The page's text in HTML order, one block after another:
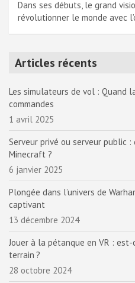
Dans ses débuts, le grand
révolutionner le monde avec
Articles récents
Les simulateurs de vol : Quand
commandes
1 avril 2025
Serveur privé ou serveur public
Minecraft ?
6 janvier 2025
Plongée dans l’univers de
captivant
13 décembre 2024
Jouer à la pétanque en VR :
terrain ?
28 octobre 2024